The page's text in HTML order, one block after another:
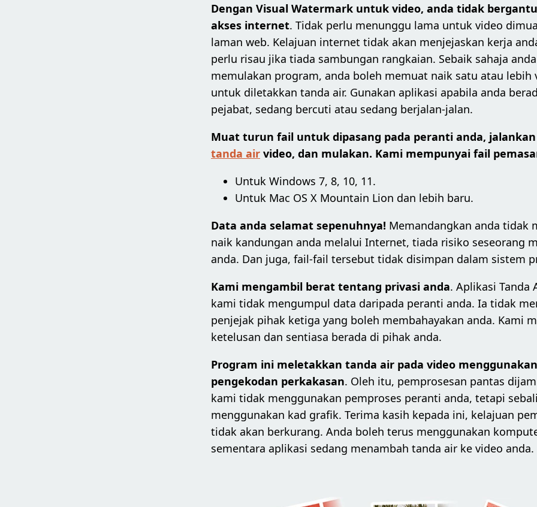
Dengan Visual Watermark untuk video, anda tidak
akses internet. Tidak perlu menunggu lama untuk video
laman web. Kelajuan internet tidak akan menjejaskan kerja
perlu risau jika tiada sambungan rangkaian. Sebaik sahaja anda
memulakan program, anda boleh memuat naik satu atau lebih
untuk diletakkan tanda air. Gunakan aplikasi apabila anda
pejabat, sedang bercuti atau sedang berjalan-jalan.
Muat turun fail untuk dipasang pada peranti anda,
tanda air video, dan mulakan. Kami mempunyai fail
Untuk Windows 7, 8, 10, 11.
Untuk Mac OS X Mountain Lion dan lebih baru.
Data anda selamat sepenuhnya! Memandangkan anda tidak
naik kandungan anda melalui Internet, tiada risiko seseorang
anda. Dan juga, fail-fail tersebut tidak disimpan dalam sistem
Kami mengambil berat tentang privasi anda. Aplikasi Tanda
kami tidak mengumpul data daripada peranti anda. Ia tidak
penjejak pihak ketiga yang boleh membahayakan anda. Kami
ketelusan dan sentiasa berada di pihak anda.
Program ini meletakkan tanda air pada video menggunakan
pengekodan perkakasan. Oleh itu, pemprosesan pantas
kami tidak menggunakan pemproses peranti anda, tetapi
menggunakan kad grafik. Terima kasih kepada ini, kelajuan
tidak akan berkurang. Anda boleh terus menggunakan
sementara aplikasi sedang menambah tanda air ke video anda.